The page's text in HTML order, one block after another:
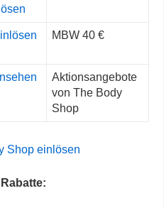
MBW 40 €
Aktionsangebote
von The Body
Shop
Shop einlösen